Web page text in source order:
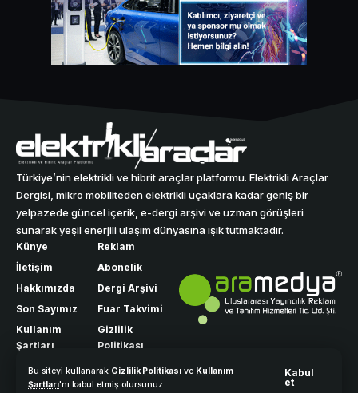
Bu siteyi kullanarak Gizlilik Politikası ve Kullanım
Şartları'nı kabul etmiş olursunuz.
Kabul
et
Türkiye’nin elektrikli ve hibrit araçlar platformu. Elektrikli Araçlar
Dergisi, mikro mobiliteden elektrikli uçaklara kadar geniş bir
yelpazede güncel içerik, e-dergi arşivi ve uzman görüşleri
sunarak yeşil enerjili ulaşım dünyasına ışık tutmaktadır.
Künye
İletişim
Hakkımızda
Son Sayımız
Kullanım
Şartları
Reklam
Abonelik
Dergi Arşivi
Fuar Takvimi
Gizlilik
Politikası